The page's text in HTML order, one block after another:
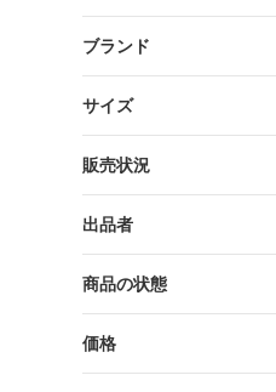
ブランド
サイズ
販売状況
出品者
商品の状態
価格